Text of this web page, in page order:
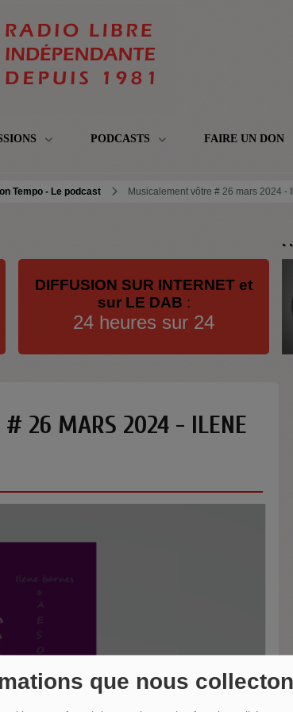
que nous
PODCASTS FAIRE UN DON
Tempo - Le podcast Musicalement vôtre # 26 mars 2024 -
DIFFUSION SUR INTERNET et
sur LE DAB :
24 heures sur 24
.
# 26 MARS 2024 - ILENE